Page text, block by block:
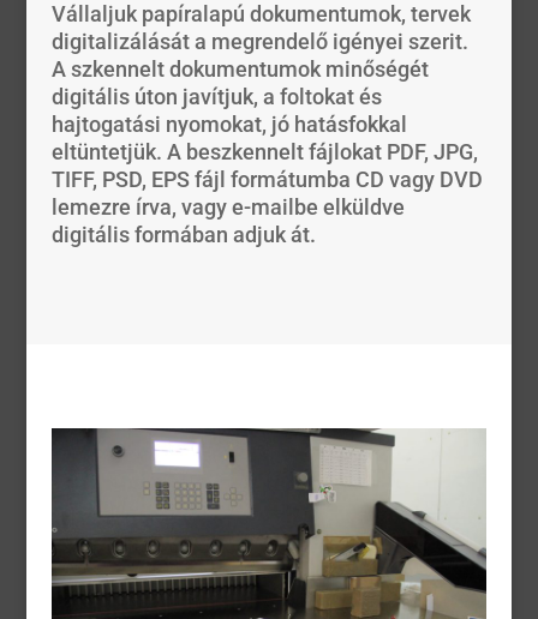
Vállaljuk papíralapú dokumentumok, tervek
digitalizálását a megrendelő igényei szerit.
A szkennelt dokumentumok minőségét
digitális úton javítjuk, a foltokat és
hajtogatási nyomokat, jó hatásfokkal
eltüntetjük. A beszkennelt fájlokat PDF, JPG,
TIFF, PSD, EPS fájl formátumba CD vagy DVD
lemezre írva, vagy e-mailbe elküldve
digitális formában adjuk át.